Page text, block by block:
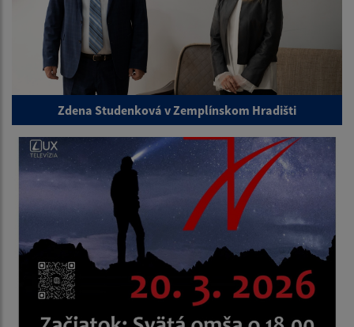
Zdena Studenková v Zemplínskom Hradišti